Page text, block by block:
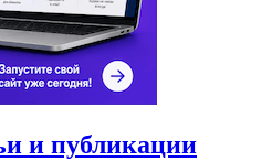
и публикации